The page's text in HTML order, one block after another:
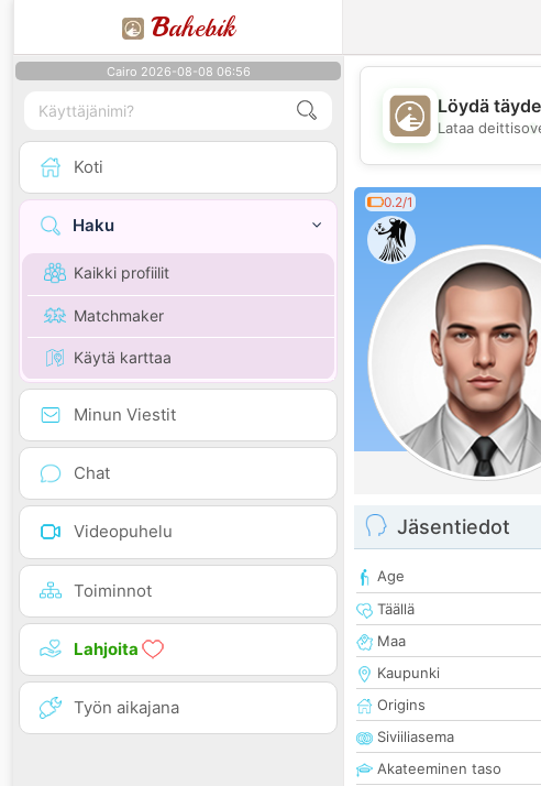
Bahebik
Cairo 2026-08-08 06:56
Koti
Haku
Kaikki profiilit
Matchmaker
Käytä karttaa
Minun Viestit
Chat
Videopuhelu
Toiminnot
Lahjoita
Työn aikajana
💖
Löydä
Lataa
0.2/1
Jäsentiedot
Age
Täällä
Maa
Kaupunki
Origins
Siviiliasema
Akateeminen taso